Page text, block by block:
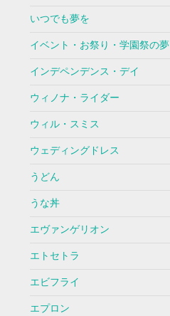
いつでも夢を
イベント・お祭り・学園祭の夢
インデペンデンス・デイ
ウィノナ・ライダー
ウィル・スミス
ウェディングドレス
うどん
うな丼
エヴァンゲリオン
エトセトラ
エビフライ
エプロン